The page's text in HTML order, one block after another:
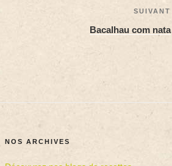
SUIVANT
Bacalhau com nata
NOS ARCHIVES